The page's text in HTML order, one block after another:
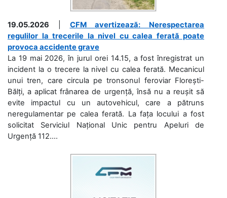
19.05.2026
CFM avertizează: Nerespectarea
regulilor la trecerile la nivel cu calea ferată poate
provoca accidente grave
La 19 mai 2026, în jurul orei 14.15, a fost înregistrat un
incident la o trecere la nivel cu calea ferată. Mecanicul
unui tren, care circula pe tronsonul feroviar Florești-
Bălți, a aplicat frânarea de urgență, însă nu a reușit să
evite impactul cu un autovehicul, care a pătruns
neregulamentar pe calea ferată. La fața locului a fost
solicitat Serviciul Național Unic pentru Apeluri de
Urgență 112....